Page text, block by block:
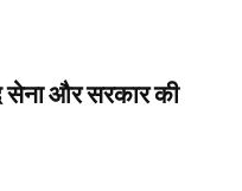
सेना और सरकार की